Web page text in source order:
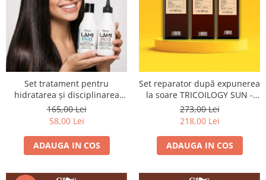
Set tratament pentru
hidratarea și disciplinarea
parului LAMI PRO, Proco
(șampon + balsam 2x 250ml)
165,00 Lei
58,00 Lei
ADAUGA IN COS
Set reparator după expunerea
la soare TRICOILOGY SUN -
Shot
273,00 Lei
218,00 Lei
ADAUGA IN COS